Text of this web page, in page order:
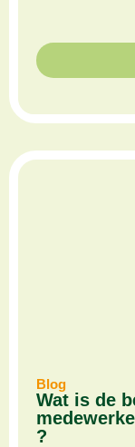
Blog
Wat is de
?